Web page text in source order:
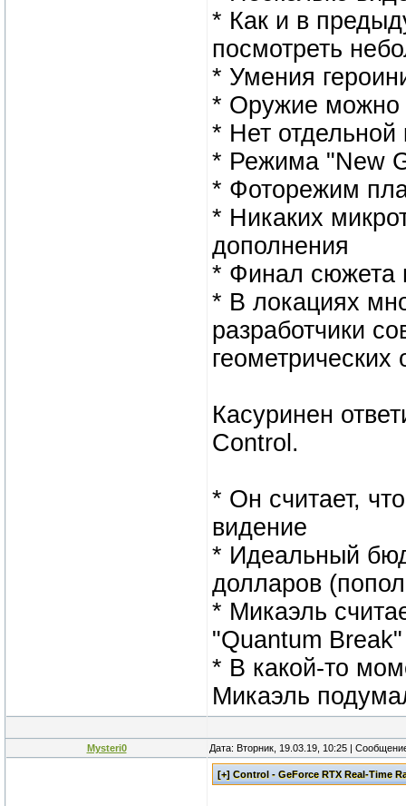
* Как и в
посмотреть
* Умения
* Оружие можно
* Нет
* Режима "New
* Фоторежим
* Никаких
дополнения
* Финал сюжета
* В локациях
разработчики
геометрических
Касуринен
Control.
* Он считает,
видение
* Идеальный
долларов
* Микаэль
"Quantum
* В какой-то
Микаэль
Mysteri0 Дата: Вторник, 19.03.19, 10:25 |